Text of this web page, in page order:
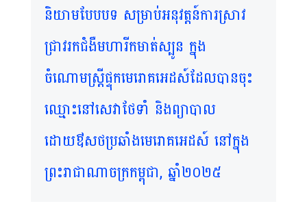
និយាមបែបបទ សម្រាប់អនុវត្តន៍ការស្រាវ
ជ្រាវរកជំងឺមហារីកមាត់ស្បូន ក្នុង
ចំណោមស្រ្តីផ្ទុកមេរោគអេដស៍ដែលបានចុះ
ឈ្មោះនៅសេវាថែទាំ និងព្យាបាល
ដោយឳសថប្រឆាំងមេរោគអេដស៍ នៅក្នុង
ព្រះរាជាណាចក្រកម្ពុជា, ឆ្នាំ២០២៥